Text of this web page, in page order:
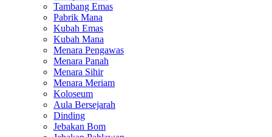
Tambang Emas
Pabrik Mana
Kubah Emas
Kubah Mana
Menara Pengawas
Menara Panah
Menara Sihir
Menara Meriam
Koloseum
Aula Bersejarah
Dinding
Jebakan Bom